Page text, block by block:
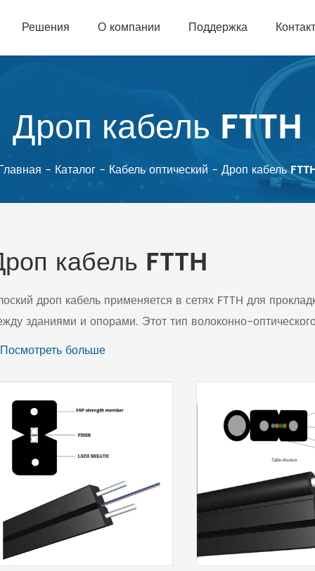
Решения О компании Поддержка
Дроп кабель FTTH
- Каталог - Кабель оптический - Дроп кабель
кабель FTTH
дроп кабель применяется в сетях FTTH для
зданиями и опорами. Этот тип волоконно-
100% контроль параметров оптического кабеля, а
больше